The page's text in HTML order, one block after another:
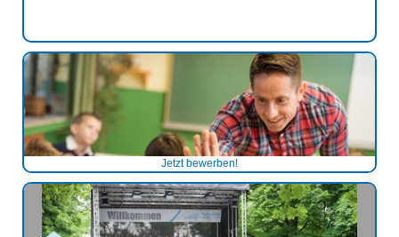
Jetzt bewerben!